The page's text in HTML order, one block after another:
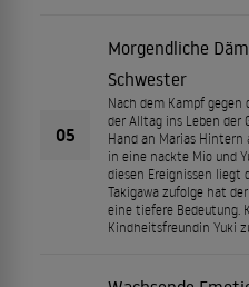
05
Morgendliche
Schwester
Nach dem Kampf
der Alltag ins Leben der
Hand an Marias Hintern
in eine nackte Mio und
diesen Ereignissen liegt
Takigawa zufolge hat
eine tiefere Bedeutung.
Kindheitsfreundin Yuki